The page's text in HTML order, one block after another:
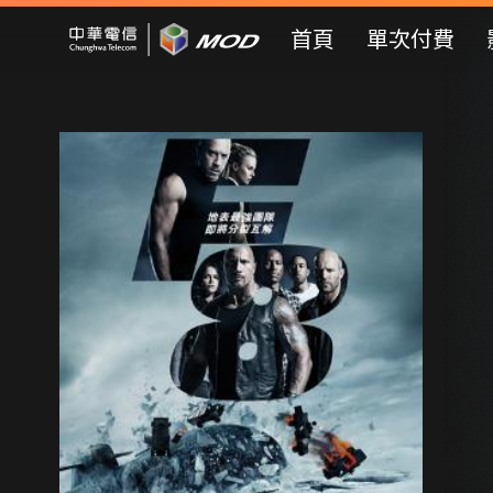
Mod Web
首頁 單次付費